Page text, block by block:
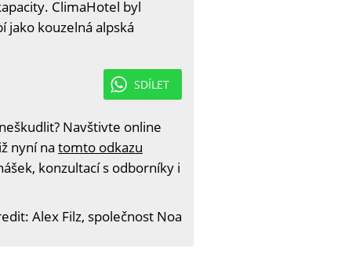
ClimaHotel byl
jako kouzelná alpská
SDÍLET
Navštivte online
nyní na tomto odkazu
konzultací s odborníky i
Alex Filz, společnost Noa